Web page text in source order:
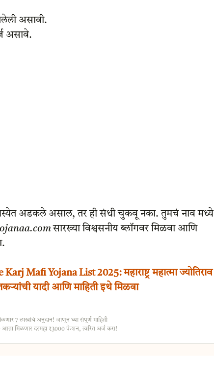
असावी.
असावे.
अडकले असाल, तर ही संधी चुकवू नका. तुमचं नाव मध्ये
सारख्या विश्वसनीय ब्लॉगवर मिळवा आणि
Mafi Yojana List 2025: महाराष्ट्र महात्मा ज्योतिराव
यादी आणि माहिती इथे मिळवा
7 लाखांचं अनुदान! जाणून घ्या संपूर्ण माहिती
मिळणार दरमहा ₹3000 पेन्शन, त्वरित अर्ज करा!